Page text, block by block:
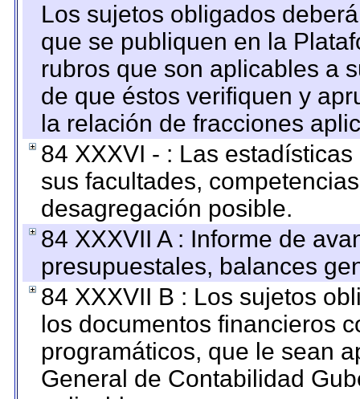
Los sujetos obligados
que se publiquen en la
rubros que son aplicables a
de que éstos verifiquen y
la relación de fracciones
84 XXXVI - : Las
sus facultades,
desagregación posible.
84 XXXVII A : Informe de
presupuestales, balances
84 XXXVII B : Los sujetos
los documentos financieros
programáticos, que le sean
General de Contabilidad